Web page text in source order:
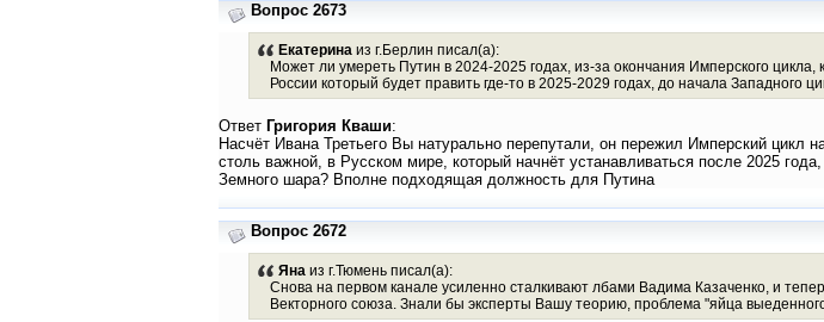
Вопрос 2673
Екатеринаиз г.Берлин писал(а):
Может ли умереть Путин в 2024-2025 годах, из-за окончания Имперского
России который будет править где-то в 2025-2029 годах, до начала Западного
Ответ Григория Кваши:
Насчёт Ивана Третьего Вы натурально перепутали, он пережил Имперский цикл
столь важной, в Русском мире, который начнёт устанавливаться после 2025
Земного шара? Вполне подходящая должность для Путина
Вопрос 2672
Янаиз г.Тюмень писал(а):
Снова на первом канале усиленно сталкивают лбами Вадима Казаченко, и
Векторного союза. Знали бы эксперты Вашу теорию, проблема "яйца